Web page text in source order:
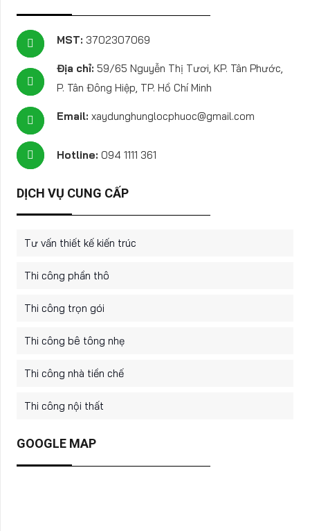
MST: 3702307069
Địa chỉ: 59/65 Nguyễn Thị Tươi, KP. Tân Phước,
P. Tân Đông Hiệp, TP. Hồ Chí Minh
Email: xaydunghunglocphuoc@gmail.com
Hotline:094 1111 361
DỊCH VỤ CUNG CẤP
Tư vấn thiết kế kiến trúc
Thi công phần thô
Thi công trọn gói
Thi công bê tông nhẹ
Thi công nhà tiền chế
Thi công nội thất
GOOGLE MAP